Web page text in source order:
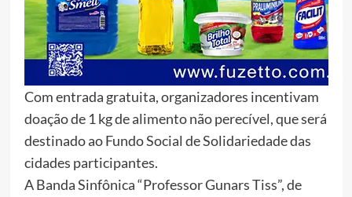
Com entrada gratuita, organizadores incentivam
doação de 1 kg de alimento não perecível, que será
destinado ao Fundo Social de Solidariedade das
cidades participantes.
A Banda Sinfônica “Professor Gunars Tiss”, de